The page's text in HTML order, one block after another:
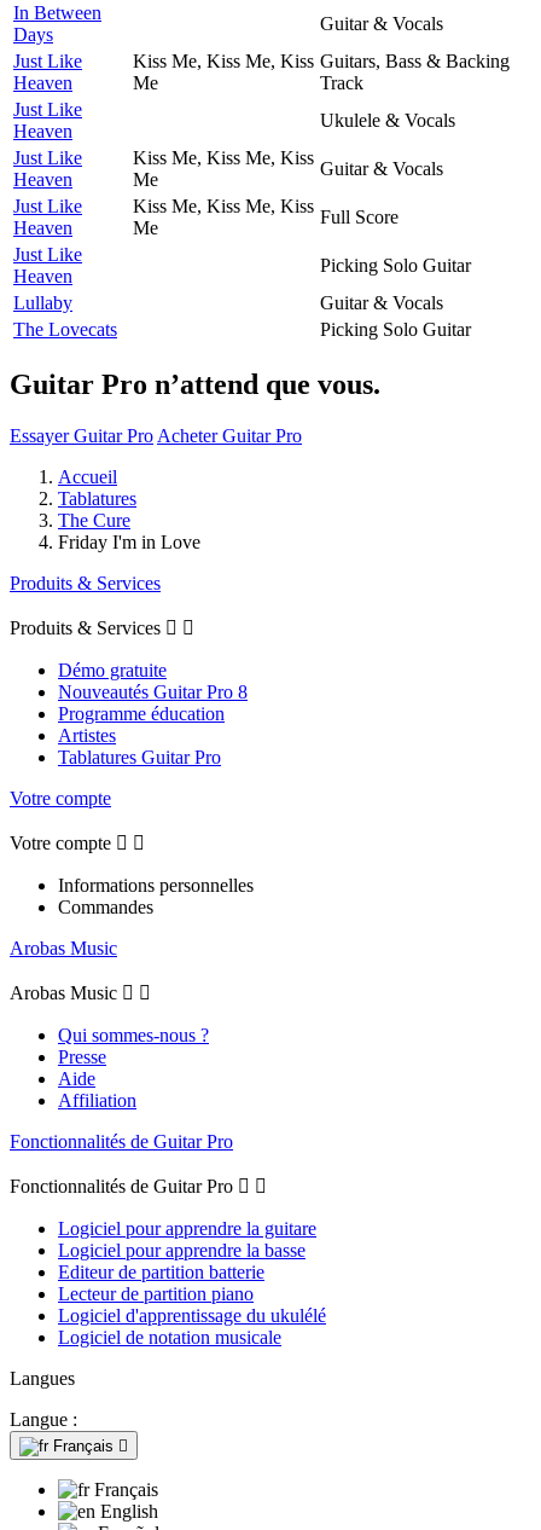
In Between
Days
Guitar & Vocals
Just Like
Heaven
Kiss Me, Kiss Me, Kiss
Me
Guitars, Bass & Backing
Track
Just Like
Heaven
Ukulele & Vocals
Just Like
Heaven
Kiss Me, Kiss Me, Kiss
Me
Guitar & Vocals
Just Like
Heaven
Kiss Me, Kiss Me, Kiss
Me
Full Score
Just Like
Heaven
Picking Solo Guitar
Lullaby
Guitar & Vocals
The Lovecats
Picking Solo Guitar
Guitar Pro n’attend que vous.
Essayer Guitar Pro Acheter Guitar Pro
Accueil
Tablatures
The Cure
Friday I'm in Love
Produits & Services
Produits & Services  
Démo gratuite
Nouveautés Guitar Pro 8
Programme éducation
Artistes
Tablatures Guitar Pro
Votre compte
Votre compte  
Informations personnelles
Commandes
Arobas Music
Arobas Music  
Qui sommes-nous ?
Presse
Aide
Affiliation
Fonctionnalités de Guitar Pro
Fonctionnalités de Guitar Pro  
Logiciel pour apprendre la guitare
Logiciel pour apprendre la basse
Editeur de partition batterie
Lecteur de partition piano
Logiciel d'apprentissage du ukulélé
Logiciel de notation musicale
Langues
Langue :
Français 
Français
English